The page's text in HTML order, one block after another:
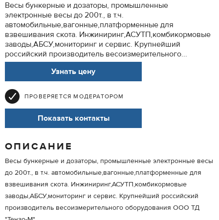
Весы бункерные и дозаторы, промышленные
электронные весы до 200т., в т.ч.
автомобильные,вагонные,платформенные для
взвешивания скота. Инжиниринг,АСУТП,комбикормовые
заводы,АБСУ,мониторинг и сервис. Крупнейший
российский производитель весоизмерительного...
Узнать цену
ПРОВЕРЯЕТСЯ МОДЕРАТОРОМ
Показать контакты
ОПИСАНИЕ
Весы бункерные и дозаторы, промышленные электронные весы
до 200т., в т.ч. автомобильные,вагонные,платформенные для
взвешивания скота. Инжиниринг,АСУТП,комбикормовые
заводы,АБСУ,мониторинг и сервис. Крупнейший российский
производитель весоизмерительного оборудования ООО ТД